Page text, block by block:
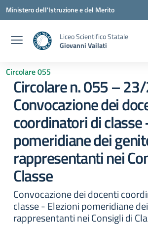
Vai ai contenuti
Vai al menu di navigazione
Vai al footer
Ministero dell'Istruzione e del Merito
Liceo Scientifico Statale
Giovanni Vailati
Circolare 055
Circolare n. 055 –
Convocazione dei
coordinatori di classe
pomeridiane dei
rappresentanti nei
Classe
Convocazione dei docenti
classe - Elezioni pomeridiane
rappresentanti nei Consigli di